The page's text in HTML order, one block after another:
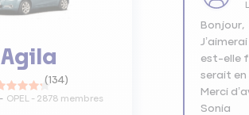
Agila
(134)
OPEL - 2878 membres
Bonjour,
est-elle
serait en
Merci
Sonia